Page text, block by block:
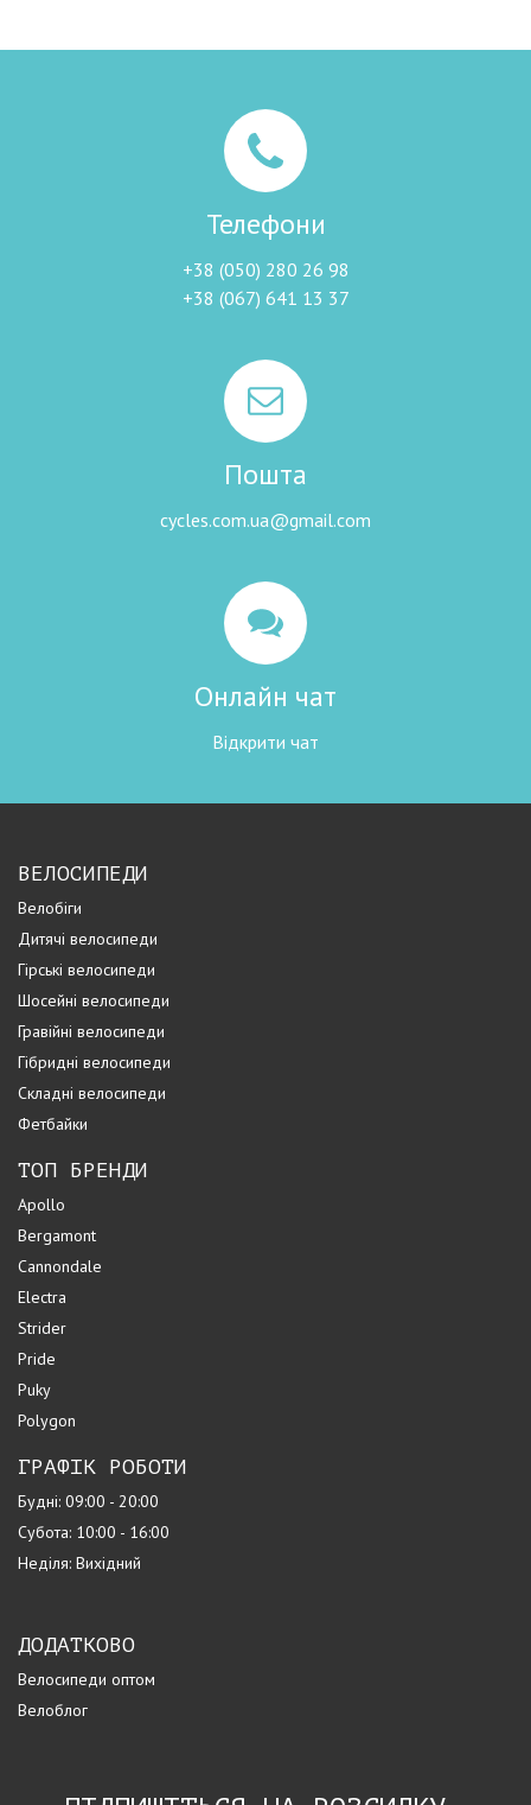
Телефони
+38 (050) 280 26 98
+38 (067) 641 13 37
Пошта
cycles.com.ua@gmail.com
Онлайн чат
Відкрити чат
ВЕЛОСИПЕДИ
Велобіги
Дитячі велосипеди
Гірські велосипеди
Шосейні велосипеди
Гравійні велосипеди
Гібридні велосипеди
Складні велосипеди
Фетбайки
ТОП БРЕНДИ
Apollo
Bergamont
Cannondale
Electra
Strider
Pride
Puky
Polygon
ГРАФІК РОБОТИ
Будні: 09:00 - 20:00
Субота: 10:00 - 16:00
Неділя: Вихідний
ДОДАТКОВО
Велосипеди оптом
Велоблог